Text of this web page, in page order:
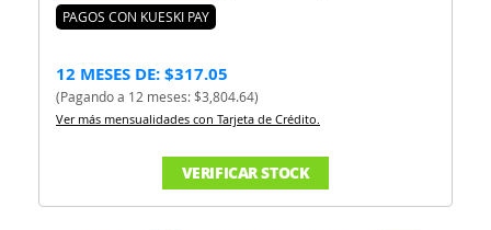
PAGOS CON KUESKI PAY
12 MESES DE: $317.05
(Pagando a 12 meses: $3,804.64)
Ver más mensualidades con Tarjeta de Crédito.
VERIFICAR STOCK